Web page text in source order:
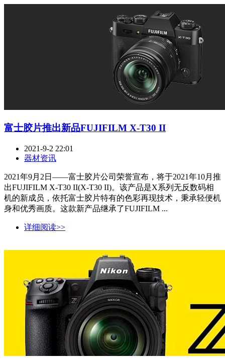
富士胶片推出新品FUJIFILM X-T30 II
2021-9-2 22:01
器材资讯
2021年9月2日——富士胶片公司荣誉宣布，将于2021年10月推
出FUJIFILM X-T30 II(X-T30 II)。该产品是X系列无反数码相
机的新成员，依托富士胶片特有的色彩再现技术，秉承轻便机
身和优秀画质。这款新产品继承了FUJIFILM ...
详细阅读>>